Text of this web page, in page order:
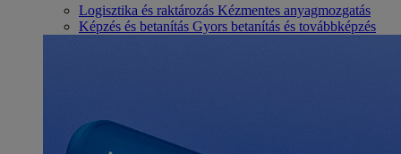
Logisztika és raktározás Kézmentes anyagmozgatás
Képzés és betanítás Gyors betanítás és továbbképzés